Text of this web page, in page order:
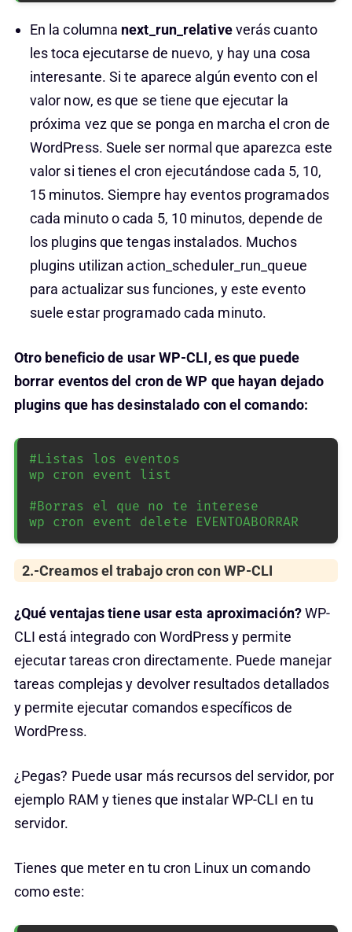
En la columna next_run_relativeverás cuanto
les toca ejecutarse de nuevo, y hay una cosa
interesante. Si te aparece algún evento con el
valor now, es que se tiene que ejecutar la
próxima vez que se ponga en marcha el cron de
WordPress. Suele ser normal que aparezca este
valor si tienes el cron ejecutándose cada 5, 10,
15 minutos. Siempre hay eventos programados
cada minuto o cada 5, 10 minutos, depende de
los plugins que tengas instalados. Muchos
plugins utilizan action_scheduler_run_queue
para actualizar sus funciones, y este evento
suele estar programado cada minuto.
Otro beneficio de usar WP-CLI, es que puede
borrar eventos del cron de WP que hayan dejado
plugins que has desinstalado con el comando:
#Listas los eventos
wp cron event list
#Borras el que no te interese
wp cron event delete EVENTOABORRAR
2.-Creamos el trabajo cron con WP-CLI
¿Qué ventajas tiene usar esta aproximación?WP-
CLI está integrado con WordPress y permite
ejecutar tareas cron directamente. Puede manejar
tareas complejas y devolver resultados detallados
y permite ejecutar comandos específicos de
WordPress.
¿Pegas? Puede usar más recursos del servidor, por
ejemplo RAM y tienes que instalar WP-CLI en tu
servidor.
Tienes que meter en tu cron Linux un comando
como este: